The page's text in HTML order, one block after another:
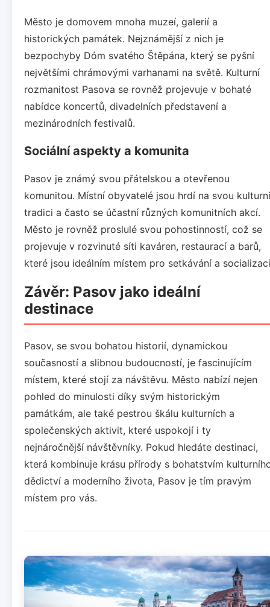
Město je domovem mnoha muzeí, galerií a
historických památek. Nejznámější z nich je
bezpochyby Dóm svatého Štěpána, který se pyšní
největšími chrámovými varhanami na světě. Kulturní
rozmanitost Pasova se rovněž projevuje v bohaté
nabídce koncertů, divadelních představení a
mezinárodních festivalů.
Sociální aspekty a komunita
Pasov je známý svou přátelskou a otevřenou
komunitou. Místní obyvatelé jsou hrdí na svou kulturní
tradici a často se účastní různých komunitních akcí.
Město je rovněž proslulé svou pohostinností, což se
projevuje v rozvinuté síti kaváren, restaurací a barů,
které jsou ideálním místem pro setkávání a
Závěr: Pasov jako ideální
destinace
Pasov, se svou bohatou historií, dynamickou
současností a slibnou budoucností, je fascinujícím
místem, které stojí za návštěvu. Město nabízí nejen
pohled do minulosti díky svým historickým
památkám, ale také pestrou škálu kulturních a
společenských aktivit, které uspokojí i ty
nejnáročnější návštěvníky. Pokud hledáte destinaci,
která kombinuje krásu přírody s bohatstvím
dědictví a moderního života, Pasov je tím pravým
místem pro vás.